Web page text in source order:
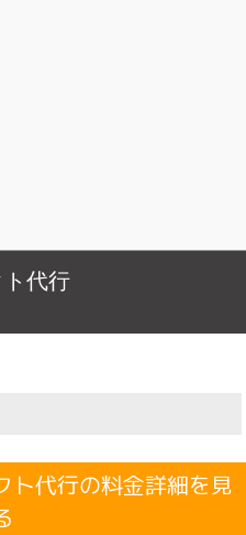
代行
ト代行の料金詳細を見